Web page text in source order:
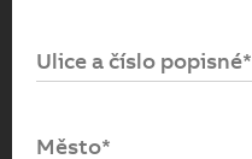
Ulice a číslo popisné*
Město*